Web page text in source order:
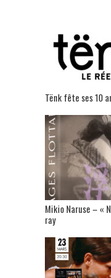
Tënk fête ses 10
Mikio Naruse – «
ray